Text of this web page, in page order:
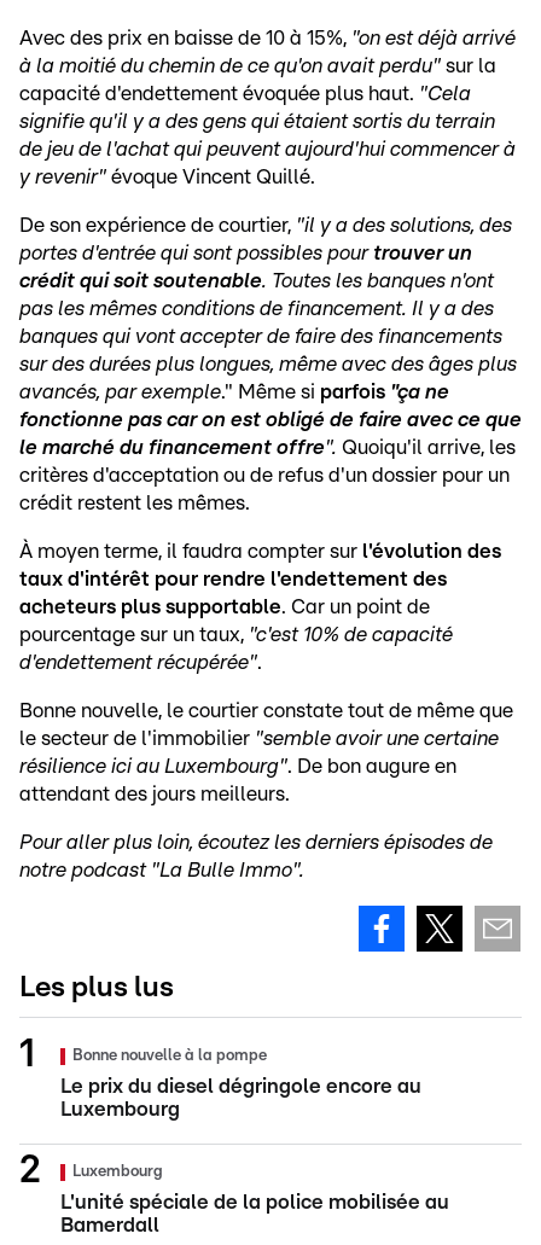
Avec des prix en baisse de 10 à 15%, "on est déjà arrivé
à la moitié du chemin de ce qu'on avait perdu" sur la
capacité d'endettement évoquée plus haut. "Cela
signifie qu'il y a des gens qui étaient sortis du terrain
de jeu de l'achat qui peuvent aujourd'hui commencer à
y revenir" évoque Vincent Quillé.
De son expérience de courtier, "il y a des solutions, des
portes d'entrée qui sont possibles pour trouver un
crédit qui soit soutenable. Toutes les banques n'ont
pas les mêmes conditions de financement. Il y a des
banques qui vont accepter de faire des financements
sur des durées plus longues, même avec des âges plus
avancés, par exemple." Même si parfois "ça ne
fonctionne pas car on est obligé de faire avec ce que
le marché du financement offre". Quoiqu'il arrive, les
critères d'acceptation ou de refus d'un dossier pour un
crédit restent les mêmes.
À moyen terme, il faudra compter sur l'évolution des
taux d'intérêt pour rendre l'endettement des
acheteurs plus supportable. Car un point de
pourcentage sur un taux, "c'est 10% de capacité
d'endettement récupérée".
Bonne nouvelle, le courtier constate tout de même que
le secteur de l'immobilier "semble avoir une certaine
résilience ici au Luxembourg". De bon augure en
attendant des jours meilleurs.
Pour aller plus loin, écoutez les derniers épisodes de
notre podcast "La Bulle Immo".
Les plus lus
Bonne nouvelle à la pompe
Le prix du diesel dégringole encore au
Luxembourg
Luxembourg
L'unité spéciale de la police mobilisée au
Bamerdall